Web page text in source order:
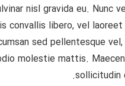
nisl gravida eu.
convallis libero, vel
sed pellentesque
molestie mattis.
sollicitudin